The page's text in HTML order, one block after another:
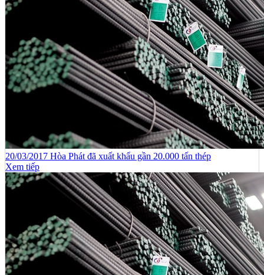
20/03/2017 Hòa Phát đã xuất khẩu gần 20.000 tấn thép
Xem tiếp